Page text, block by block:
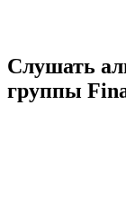
Слушать
группы